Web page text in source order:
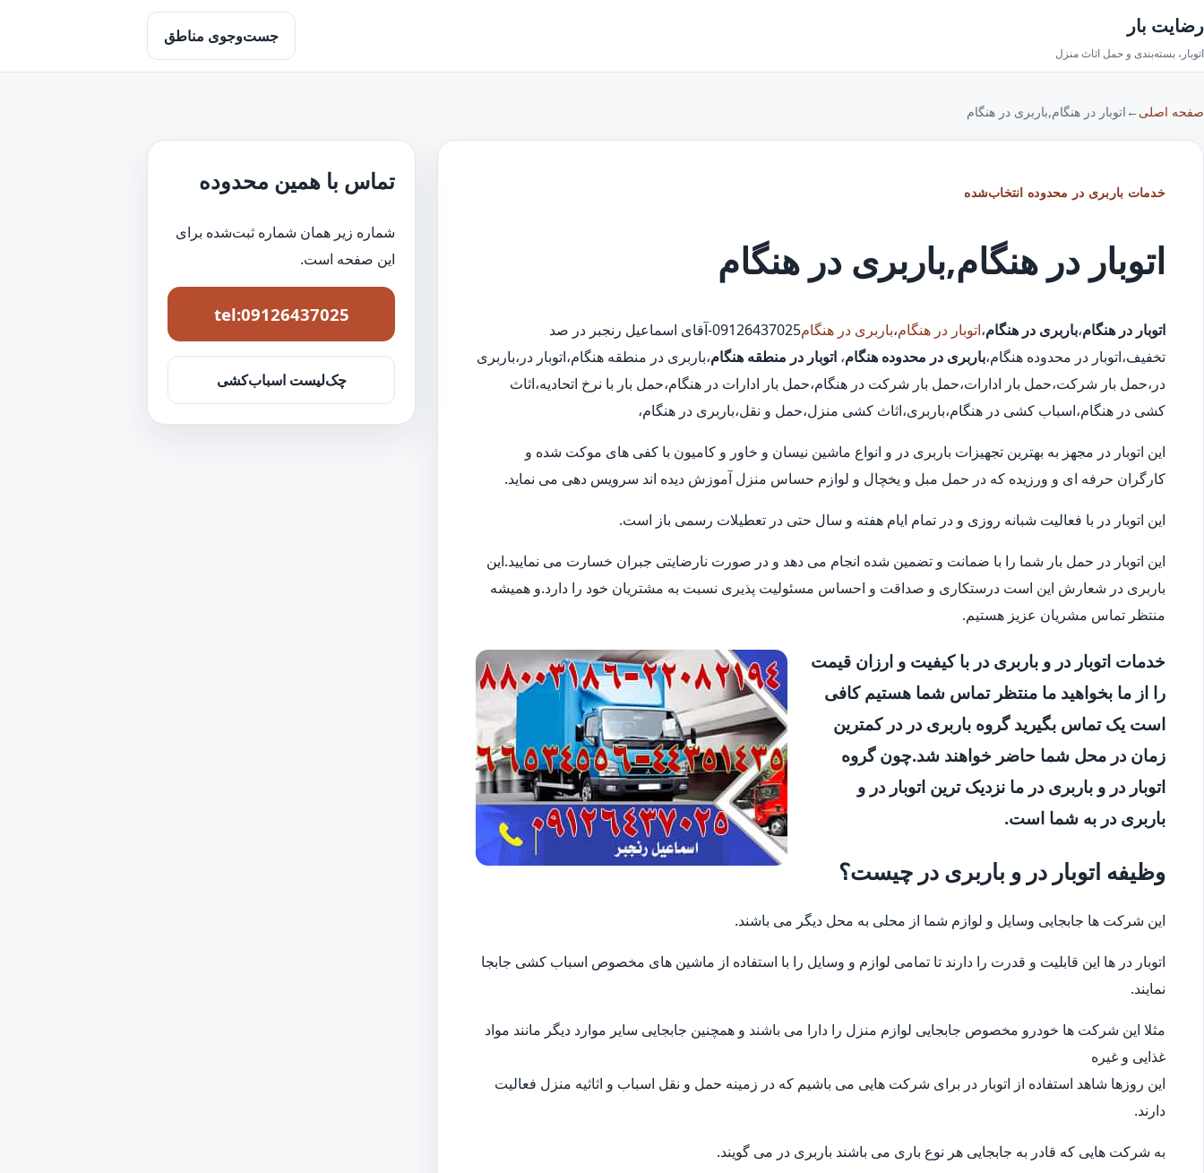
رضایت بار
اتوبار، بسته‌بندی و حمل اثاث منزل
جست‌وجوی مناطق
صفحه اصلی ← اتوبار در هنگام,باربری در هنگام
خدمات باربری در محدوده انتخاب‌شده
اتوبار در هنگام,باربری در هنگام
اتوبار در هنگام،باربری در هنگام،اتوبار در هنگام،باربری در هنگام
09126437025-آقای اسماعیل رنجبر در صد
تخفیف،اتوبار در محدوده هنگام،باربری در محدوده هنگام، اتوبار در منطقه هنگام،باربری در منطقه هنگام،اتوبار در،باربری
در،حمل بار شرکت،حمل بار ادارات،حمل بار شرکت در هنگام،حمل بار ادارات در هنگام،حمل بار با نرخ اتحادیه،اثاث
کشی در هنگام،اسباب کشی در هنگام،باربری،اثاث کشی منزل،حمل و نقل،باربری در هنگام،
این اتوبار در مجهز به بهترین تجهیزات باربری در و انواع ماشین نیسان و خاور و کامیون با کفی های موکت شده و
کارگران حرفه ای و ورزیده که در حمل مبل و یخچال و لوازم حساس منزل آموزش دیده اند سرویس دهی می نماید.
این اتوبار در با فعالیت شبانه روزی و در تمام ایام هفته و سال حتی در تعطیلات رسمی باز است.
این اتوبار در حمل بار شما را با ضمانت و تضمین شده انجام می دهد و در صورت نارضایتی جبران خسارت می نمایید.این
باربری در شعارش این است درستکاری و صداقت و احساس مسئولیت پذیری نسبت به مشتریان خود را دارد.و همیشه
منتظر تماس مشریان عزیز هستیم.
خدمات اتوبار در و باربری در با کیفیت و ارزان قیمت
را از ما بخواهید ما منتظر تماس شما هستیم کافی
است یک تماس بگیرید گروه باربری در در کمترین
زمان در محل شما حاضر خواهند شد.چون گروه
اتوبار در و باربری در ما نزدیک ترین اتوبار در و
باربری در به شما است.
وظیفه اتوبار در و باربری در چیست؟
این شرکت ها جابجایی وسایل و لوازم شما از محلی به محل دیگر می باشند.
اتوبار در ها این قابلیت و قدرت را دارند تا تمامی لوازم و وسایل را با استفاده از ماشین های مخصوص اسباب کشی جابجا
نمایند.
مثلا این شرکت ها خودرو مخصوص جابجایی لوازم منزل را دارا می باشند و همچنین جابجایی سایر موارد دیگر مانند مواد
غذایی و غیره
این روزها شاهد استفاده از اتوبار در برای شرکت هایی می باشیم که در زمینه حمل و نقل اسباب و اثاثیه منزل فعالیت
دارند.
به شرکت هایی که قادر به جابجایی هر نوع باری می باشند باربری در می گویند.
تماس با همین محدوده
شماره زیر همان شماره ثبت‌شده برای
این صفحه است.
tel:09126437025
چک‌لیست اسباب‌کشی